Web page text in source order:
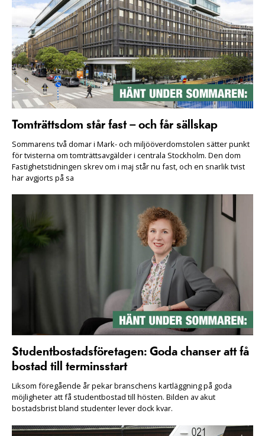
Tomträttsdom står fast – och får sällskap
Sommarens två domar i Mark- och miljööverdomstolen sätter punkt
för tvisterna om tomträttsavgälder i centrala Stockholm. Den dom
Fastighetstidningen skrev om i maj står nu fast, och en snarlik tvist
har avgjorts på sa
Studentbostadsföretagen: Goda chanser att få
bostad till terminsstart
Liksom föregående år pekar branschens kartläggning på goda
möjligheter att få studentbostad till hösten. Bilden av akut
bostadsbrist bland studenter lever dock kvar.